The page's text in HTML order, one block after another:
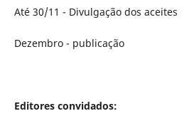
Até 30/11 - Divulgação dos aceites
Dezembro - publicação
Editores convidados: